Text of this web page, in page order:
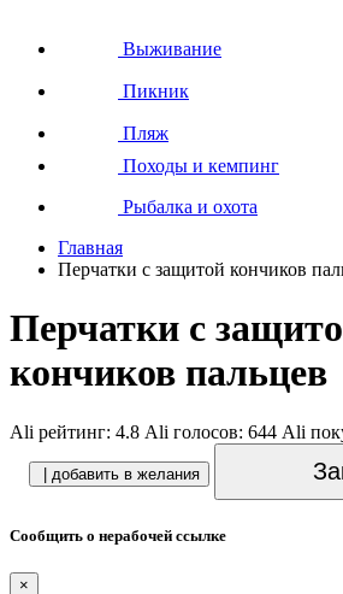
Выживание
Пикник
Пляж
Походы и кемпинг
Рыбалка и охота
Главная
Перчатки с защитой кончиков
Перчатки с
кончиков пальцев
Ali рейтинг: 4.8 Ali голосов: 644 Ali
| добавить в желания
Сообщить о нерабочей ссылке
×